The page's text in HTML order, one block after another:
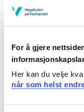
For å gjere
Her kan du velje
når som helst
Internasjonalisering
Kan du
på spansk, kan du
ukers språkkurs
semesteret.